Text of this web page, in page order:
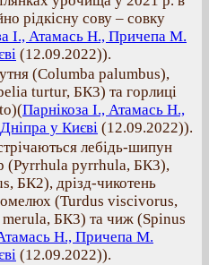
рідкісну сову – совку
І., Атамась Н., Причепа М.
(12.09.2022)).
(Columba palumbus),
turtur, БК3) та горлиці
Парнікоза І., Атамась Н.,
у Києві (12.09.2022)).
лебідь-шипун
(Pyrrhula pyrrhula, БК3),
БК2), дрізд-чикотень
(Turdus viscivorus,
БК3) та чиж (Spinus
Н., Причепа М.
(12.09.2022)).